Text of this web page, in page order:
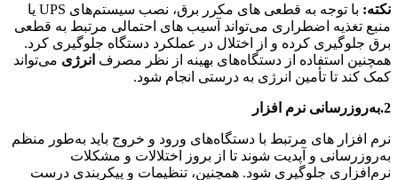
نکته:
با توجه به قطعی های مکرر برق، نصب سیستم‌های UPS یا
منبع تغذیه اضطراری می‌تواند آسیب های احتمالی مرتبط به قطعی
برق جلوگیری کرده و از اختلال در عملکرد دستگاه جلوگیری کرد.
همچنین استفاده از دستگاه‌های بهینه از نظر مصرف انرژی می‌تواند
کمک کند تا تأمین انرژی به درستی انجام شود.
2.به‌روزرسانی نرم ‌افزار
نرم‌ افزار های مرتبط با دستگاه‌های ورود و خروج باید به‌طور منظم
به‌روزرسانی و آپدیت شوند تا از بروز اختلالات و مشکلات
نرم‌افزاری جلوگیری شود. همچنین، تنظیمات و پیکربندی درست